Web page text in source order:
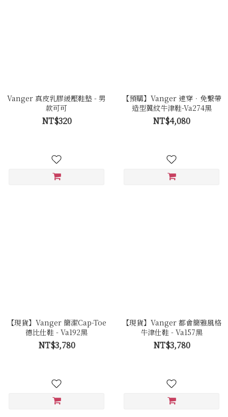
Vanger 真皮乳膠緩壓鞋墊 - 男
款可可
NT$320
【預購】Vanger 速穿．免繫帶
造型翼紋牛津鞋-Va274黑
NT$4,080
【現貨】Vanger 簡潔Cap-Toe
德比仕鞋 - Va192黑
NT$3,780
【現貨】Vanger 都會簡雅風格
牛津仕鞋 - Va157黑
NT$3,780